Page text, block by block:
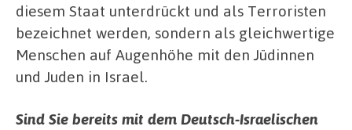
diesem Staat unterdrückt und als Terroristen
bezeichnet werden, sondern als gleichwertige
Menschen auf Augenhöhe mit den Jüdinnen
und Juden in Israel.
Sind Sie bereits mit dem Deutsch-Israelischen